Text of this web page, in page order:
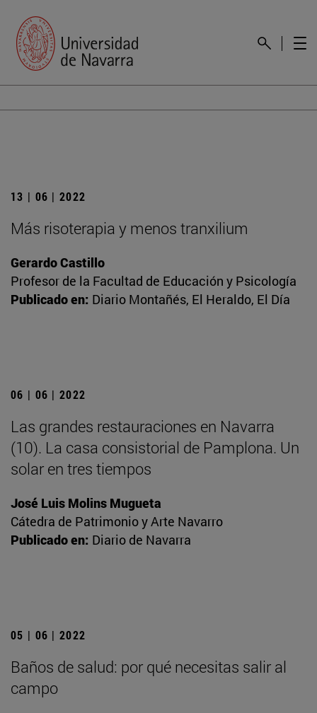
13 | 06 | 2022
Más risoterapia y menos tranxilium
Gerardo Castillo
Profesor de la Facultad de Educación y Psicología
Publicado en: Diario Montañés, El Heraldo, El Día
06 | 06 | 2022
Las grandes restauraciones en Navarra
(10). La casa consistorial de Pamplona. Un
solar en tres tiempos
José Luis Molins Mugueta
Cátedra de Patrimonio y Arte Navarro
Publicado en: Diario de Navarra
05 | 06 | 2022
Baños de salud: por qué necesitas salir al
campo